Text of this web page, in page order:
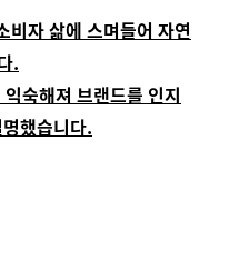
비자 삶에 스며들어 자연
.
숙해져 브랜드를 인지
했습니다.